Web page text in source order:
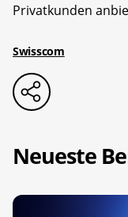
Privatkunden
Swisscom
Neueste